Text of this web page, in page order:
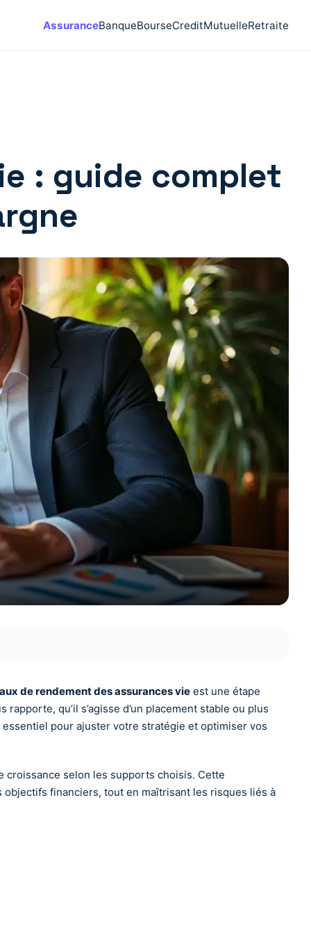
AssuranceBanqueBourseCreditMutuelleRetraite
: guide complet
de rendement des assurances vie est une étape
qu’il s’agisse d’un placement stable ou plus
pour ajuster votre stratégie et optimiser vos
selon les supports choisis. Cette
financiers, tout en maîtrisant les risques liés à